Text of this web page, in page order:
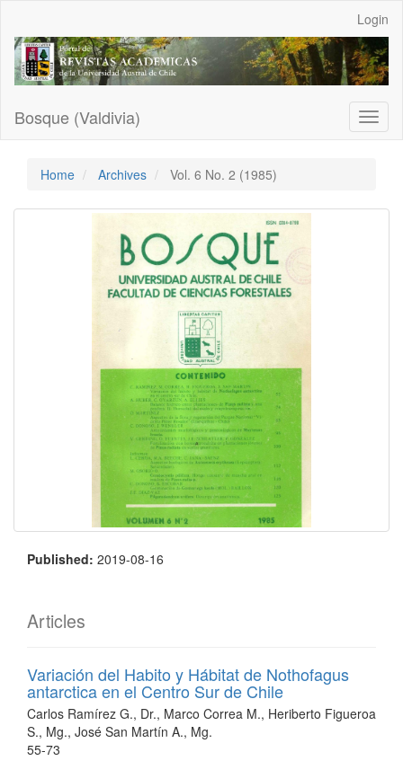
Main
Content
Sidebar
Login
Bosque (Valdivia)
Home Archives Vol. 6 No. 2 (1985)
Published: 2019-08-16
Articles
Variación del Habito y Hábitat de Nothofagus
antarctica en el Centro Sur de Chile
Carlos Ramírez G., Dr., Marco Correa M., Heriberto Figueroa
S., Mg., José San Martín A., Mg.
55-73